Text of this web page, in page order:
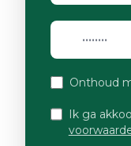
Onthoud
Ik ga